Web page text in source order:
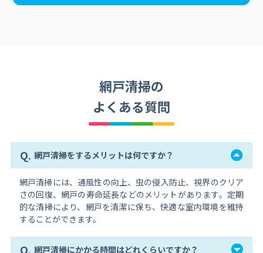
網戸清掃の
よくある質問
Q. 網戸清掃をするメリットは何ですか？
網戸清掃には、通風性の向上、虫の侵入防止、視界のクリア
さの回復、網戸の寿命延長などのメリットがあります。定期
的な清掃により、網戸を清潔に保ち、快適な室内環境を維持
することができます。
Q. 網戸清掃にかかる時間はどれくらいですか？